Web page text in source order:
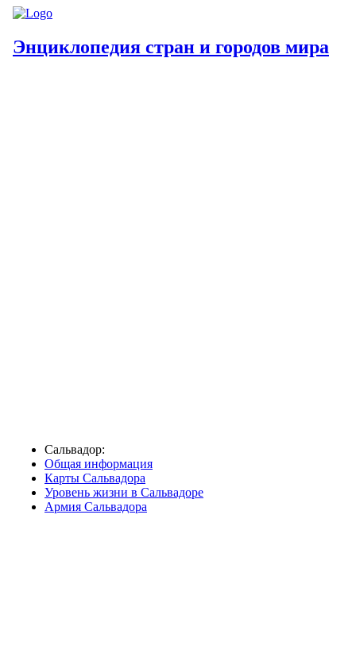
Энциклопедия стран и городов мира
Сальвадор:
Общая информация
Карты Сальвадора
Уровень жизни в Сальвадоре
Армия Сальвадора